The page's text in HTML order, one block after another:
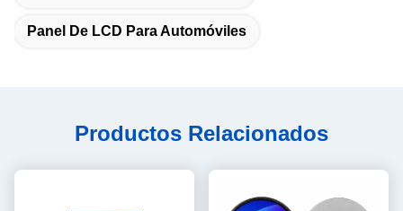
Panel De LCD Para Automóviles
Productos Relacionados